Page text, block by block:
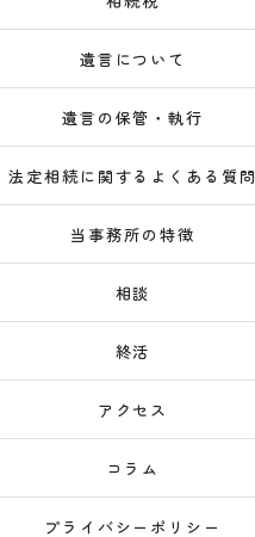
遺言について
遺言の保管・執行
法定相続に関するよくある質問
当事務所の特徴
相談
終活
アクセス
コラム
プライバシーポリシー